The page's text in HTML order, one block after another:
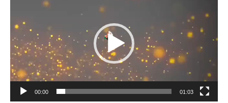
00:00 01:03